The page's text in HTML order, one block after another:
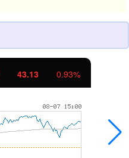
43.13 0.93%